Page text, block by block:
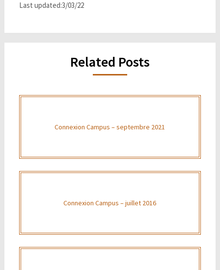
Last updated:3/03/22
Related Posts
Connexion Campus – septembre 2021
Connexion Campus – juillet 2016